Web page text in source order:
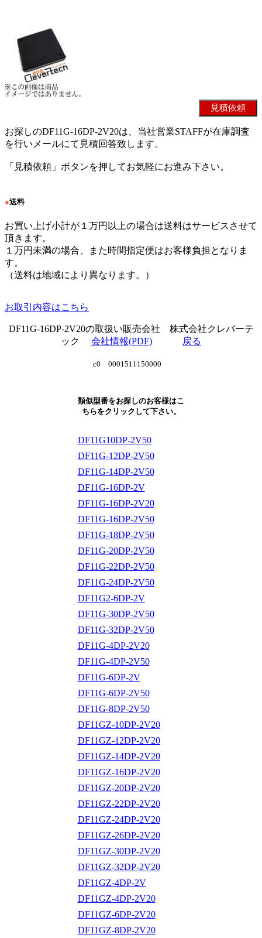
お探しのDF11G-16DP-2V20は、当社営業STAFFが在庫調査
を行いメールにて見積回答致します。
「見積依頼」ボタンを押してお気軽にお進み下さい。
●送料
お買い上げ小計が１万円以上の場合は送料はサービスさせて
頂きます。
１万円未満の場合、また時間指定便はお客様負担となりま
す。
（送料は地域により異なります。）
お取引内容はこちら
DF11G-16DP-2V20の取扱い販売会社 株式会社クレバーテ
ック 会社情報(PDF) 戻る
c0 0001511150000
類似型番をお探しのお客様はこ
ちらをクリックして下さい。
DF11G10DP-2V50
DF11G-12DP-2V50
DF11G-14DP-2V50
DF11G-16DP-2V
DF11G-16DP-2V20
DF11G-16DP-2V50
DF11G-18DP-2V50
DF11G-20DP-2V50
DF11G-22DP-2V50
DF11G-24DP-2V50
DF11G2-6DP-2V
DF11G-30DP-2V50
DF11G-32DP-2V50
DF11G-4DP-2V20
DF11G-4DP-2V50
DF11G-6DP-2V
DF11G-6DP-2V50
DF11G-8DP-2V50
DF11GZ-10DP-2V20
DF11GZ-12DP-2V20
DF11GZ-14DP-2V20
DF11GZ-16DP-2V20
DF11GZ-20DP-2V20
DF11GZ-22DP-2V20
DF11GZ-24DP-2V20
DF11GZ-26DP-2V20
DF11GZ-30DP-2V20
DF11GZ-32DP-2V20
DF11GZ-4DP-2V
DF11GZ-4DP-2V20
DF11GZ-6DP-2V20
DF11GZ-8DP-2V20